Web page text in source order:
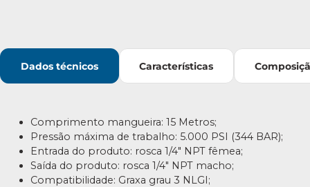
Dados técnicos Características
Comprimento mangueira: 15 Metros;
Pressão máxima de trabalho: 5.000 PSI (344 BAR);
Entrada do produto: rosca 1/4″ NPT fêmea;
Saída do produto: rosca 1/4″ NPT macho;
Compatibilidade: Graxa grau 3 NLGI;